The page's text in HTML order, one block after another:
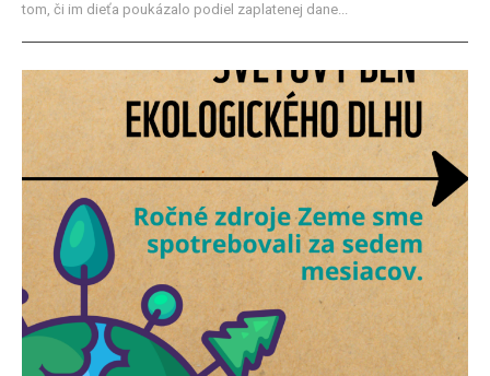
tom, či im dieťa poukázalo podiel zaplatenej dane...